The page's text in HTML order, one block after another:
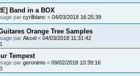
Band in a BOX
par cyrilblanc « 04/03/2018 16:25:39
Orange Tree Samples
par Akcel « 04/03/2018 11:31:42
1
Tempest
par geronimo « 09/02/2018 10:39:16
3